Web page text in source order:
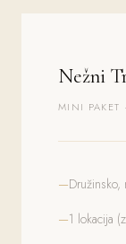
Nežni
MINI PAKET
Družinsko,
1 lokacija